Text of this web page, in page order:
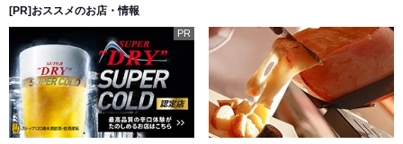
[PR]おススメのお店・情報
PR